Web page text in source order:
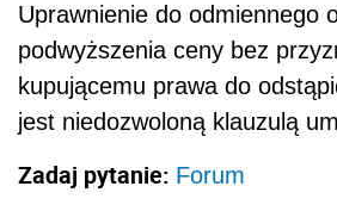
Uprawnienie do odmiennego
podwyższenia ceny bez
kupującemu prawa do
jest niedozwoloną klauzulą
Zadaj pytanie: Forum